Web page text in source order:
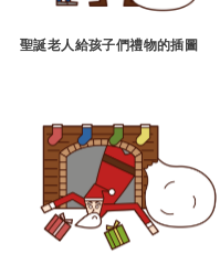
聖誕老人給孩子們禮物的插圖